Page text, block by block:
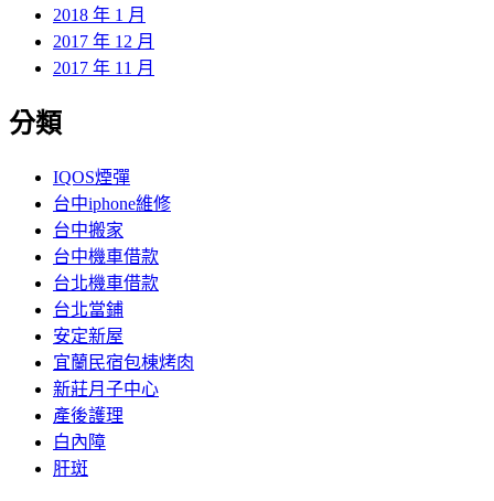
2018 年 1 月
2017 年 12 月
2017 年 11 月
分類
IQOS煙彈
台中iphone維修
台中搬家
台中機車借款
台北機車借款
台北當鋪
安定新屋
宜蘭民宿包棟烤肉
新莊月子中心
產後護理
白內障
肝斑